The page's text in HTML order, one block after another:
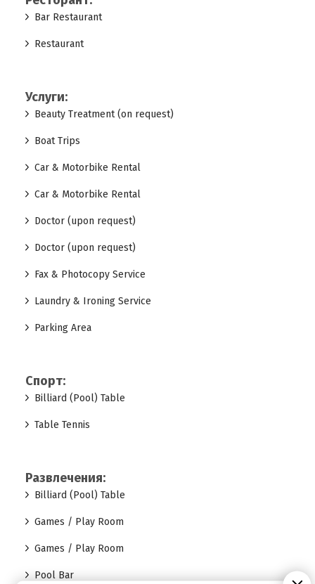
Bar Restaurant
Restaurant
Услуги:
Beauty Treatment (on request)
Boat Trips
Car & Motorbike Rental
Car & Motorbike Rental
Doctor (upon request)
Doctor (upon request)
Fax & Photocopy Service
Laundry & Ironing Service
Parking Area
Спорт:
Billiard (Pool) Table
Table Tennis
Развлечения:
Billiard (Pool) Table
Games / Play Room
Games / Play Room
Pool Bar